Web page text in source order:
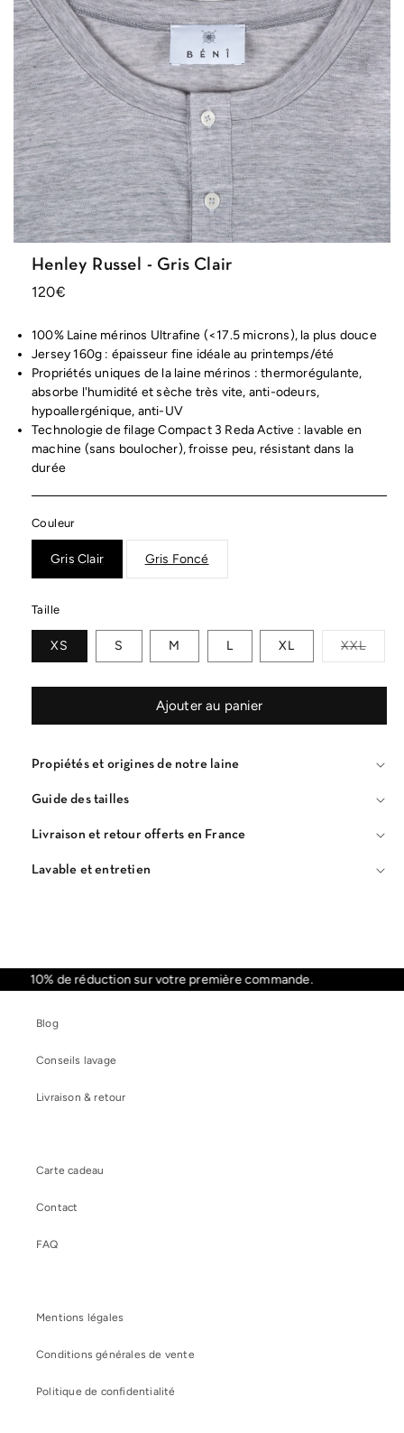
Henley Russel - Gris Clair
Prix
120€
100% Laine mérinos Ultrafine (<17.5 microns), la plus douce
Jersey 160g : épaisseur fine idéale au printemps/été
Propriétés uniques de la laine mérinos : thermorégulante,
absorbe l'humidité et sèche très vite, anti-odeurs,
hypoallergénique, anti-UV
Technologie de filage Compact 3 Reda Active : lavable en
machine (sans boulocher), froisse peu, résistant dans la
durée
Couleur
Gris Clair Gris Foncé
Taille
XS S M L XL
XXL
Variante
Ajouter au panier
Propiétés et origines de notre laine
Guide des tailles
Livraison et retour offerts en France
Lavable et entretien
10% de réduction sur votre première commande.
Blog
Conseils lavage
Livraison & retour
Carte cadeau
Contact
FAQ
Mentions légales
Conditions générales de vente
Politique de confidentialité